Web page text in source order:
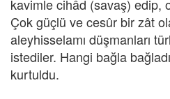
kavimle cihâd (savaş) edip,
Çok güçlü ve cesûr bir zât
aleyhisselamı düşmanları
istediler. Hangi bağla
kurtuldu.